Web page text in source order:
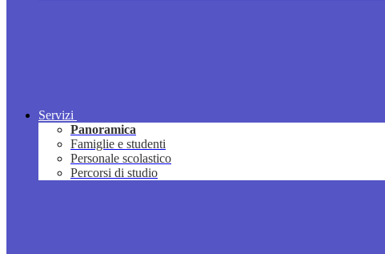
Servizi
Panoramica
Famiglie e studenti
Personale scolastico
Percorsi di studio